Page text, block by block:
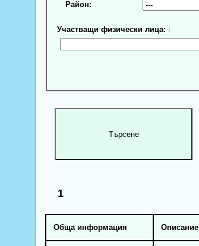
Район:
Участващи физически лица: ℹ
1
Обща информация Описание